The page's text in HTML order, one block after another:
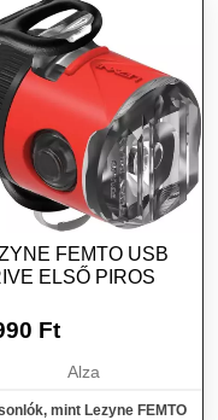
FEMTO USB
ELSŐ PIROS
Ft
Alza
mint Lezyne FEMTO